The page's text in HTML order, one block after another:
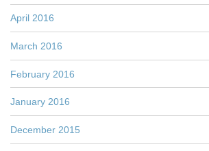
April 2016
March 2016
February 2016
January 2016
December 2015